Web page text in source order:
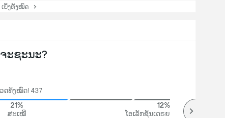
ບິ່ງທັງໝົດ
ະຊະນະ?
ດທັງໝົດ! 437
21%
ສະເໝີ
12%
ໂອເລັກຊັນເດຣຍ